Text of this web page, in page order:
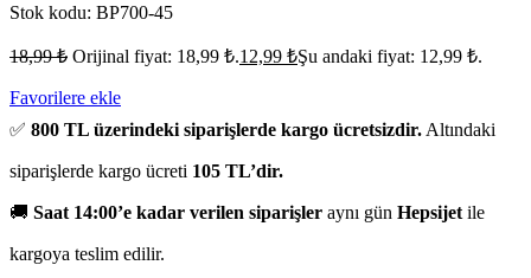
Stok kodu: BP700-45
18,99₺ Orijinal fiyat: 18,99 ₺.12,99 ₺Şu andaki fiyat: 12,99 ₺.
Favorilere ekle
✅ 800 TL üzerindeki siparişlerde kargo ücretsizdir. Altındaki
siparişlerde kargo ücreti 105 TL’dir.
🚚 Saat 14:00’e kadar verilen siparişler aynı gün Hepsijet ile
kargoya teslim edilir.